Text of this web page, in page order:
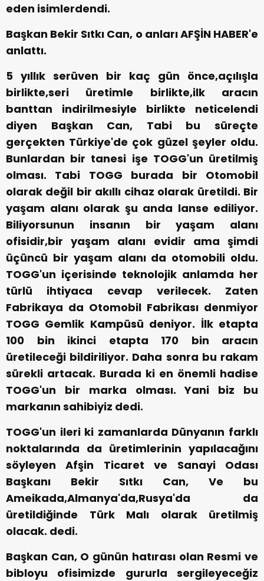
eden isimlerdendi.
Başkan Bekir Sıtkı Can, o anları AFŞİN HABER'e
anlattı.
5 yıllık serüven bir kaç gün önce,açılışla
birlikte,seri üretimle birlikte,ilk aracın
banttan indirilmesiyle birlikte neticelendi
diyen Başkan Can, Tabi bu süreçte
gerçekten Türkiye'de çok güzel şeyler oldu.
Bunlardan bir tanesi işe TOGG'un üretilmiş
olması. Tabi TOGG burada bir Otomobil
olarak değil bir akıllı cihaz olarak üretildi. Bir
yaşam alanı olarak şu anda lanse ediliyor.
Biliyorsunun insanın bir yaşam alanı
ofisidir,bir yaşam alanı evidir ama şimdi
üçüncü bir yaşam alanı da otomobili oldu.
TOGG'un içerisinde teknolojik anlamda her
türlü ihtiyaca cevap verilecek. Zaten
Fabrikaya da Otomobil Fabrikası denmiyor
TOGG Gemlik Kampüsü deniyor. İlk etapta
100 bin ikinci etapta 170 bin aracın
üretileceği bildiriliyor. Daha sonra bu rakam
sürekli artacak. Burada ki en önemli hadise
TOGG'un bir marka olması. Yani biz bu
markanın sahibiyiz dedi.
TOGG'un ileri ki zamanlarda Dünyanın farklı
noktalarında da üretimlerinin yapılacağını
söyleyen Afşin Ticaret ve Sanayi Odası
Başkanı Bekir Sıtkı Can, Ve bu
Ameikada,Almanya'da,Rusya'da da
üretildiğinde Türk Malı olarak üretilmiş
olacak. dedi.
Başkan Can, O günün hatırası olan Resmi ve
bibloyu ofisimizde gururla sergileyeceğiz